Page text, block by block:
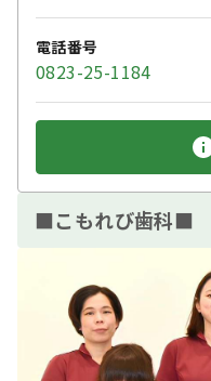
電話番号
0823-25-1184
■こもれび歯科■